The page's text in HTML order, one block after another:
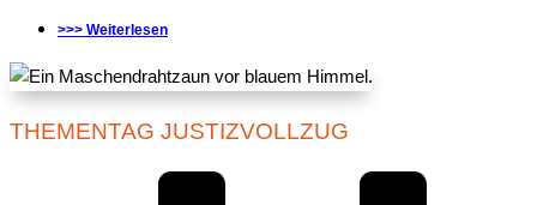
>>> Weiterlesen
THEMENTAG JUSTIZVOLLZUG